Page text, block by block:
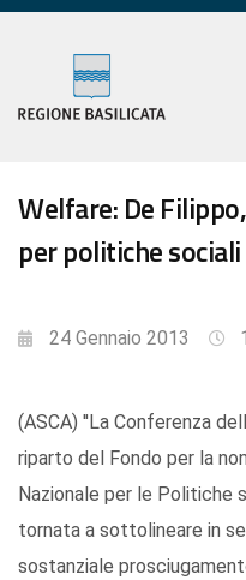
Welfare: De
per politiche sociali
24 Gennaio 2013
(ASCA) ''La Conferenza
riparto del Fondo per la
Nazionale per le Politiche
tornata a sottolineare in
sostanziale